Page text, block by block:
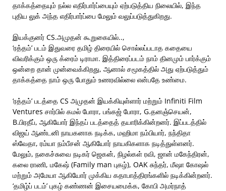
தாக்கத்தையும் நல்ல எதிர்பார்ப்பையும் ஏற்படுத்திய நிலையில், இந்த
புதிய லுக் அந்த எதிர்பார்ப்பை மேலும் வலுப்படுத்துகிறது.
இயக்குனர் CS.அமுதன் கூறுகையில்..,
‘ரத்தம்’ படம் இதுவரை தமிழ் திரையில் சொல்லப்படாத கதையை
விவரிக்கும் ஒரு க்ரைம் டிராமா. இத்திரைப்படம் நாம் தினமும் பார்க்கும்
ஒன்றை தான் முன்வைக்கிறது, ஆனால் சமூகத்தில் அது ஏற்படுத்தும்
தாக்கத்தை நாம் ஒரு போதும் உணரவில்லை என்பதே உண்மை.
‘ரத்தம்’ படத்தை CS அமுதன் இயக்கியுள்ளார் மற்றும் Infiniti Film
Ventures சார்பில் கமல் போரா, பங்கஜ் போரா, G.தனஞ்செயன்,
B.பிரதீப், ஆகியோர் இந்தப் படத்தைத் தயாரிக்கின்றனர். இப்படத்தில்
விஜய் ஆண்டனி நாயகனாக நடிக்க, மஹிமா நம்பியார், நந்திதா
ஸ்வேதா, ரம்யா நம்பீசன் ஆகியோர் நாயகிகளாக நடித்துள்ளனர்.
மேலும், நகைச்சுவை நடிகர் ஜெகன், நிழல்கள் ரவி, ஜான் மகேந்திரன்,
கலை ராணி, மகேஷ் (Family man புகழ்), OAK சுந்தர், மீஷா கோஷல்
மற்றும் அமேயா ஆகியோர் முக்கிய கதாபாத்திரங்களில் நடிக்கின்றனர்.
‘தமிழ்ப் படம்’ புகழ் கண்ணன் இசையமைக்க, கோபி அமர்நாத்